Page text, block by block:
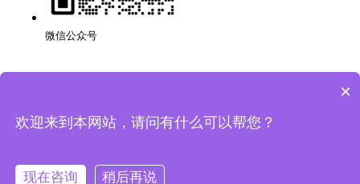
微信公众号
版权所有：深圳市万创科技有限公司粤ICP备14001694号
法律声明
×
欢迎来到本网站，请问有什么可以帮您？
现在咨询 稍后再说